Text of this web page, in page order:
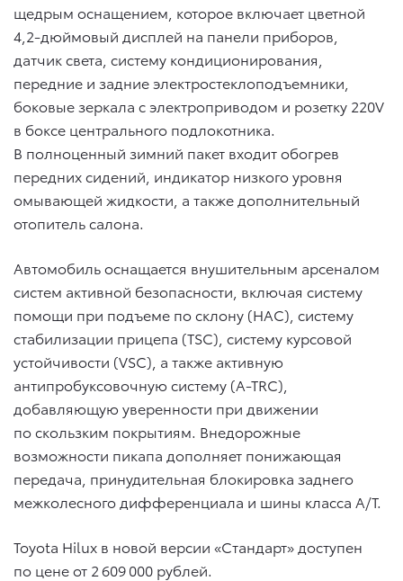
щедрым оснащением, которое включает цветной
4,2-дюймовый дисплей на панели приборов,
датчик света, систему кондиционирования,
передние и задние электростеклоподъемники,
боковые зеркала с электроприводом и розетку 220V
в боксе центрального подлокотника.
В полноценный зимний пакет входит обогрев
передних сидений, индикатор низкого уровня
омывающей жидкости, а также дополнительный
отопитель салона.
Автомобиль оснащается внушительным арсеналом
систем активной безопасности, включая систему
помощи при подъеме по склону (HAC), систему
стабилизации прицепа (TSC), систему курсовой
устойчивости (VSC), а также активную
антипробуксовочную систему (A-TRC),
добавляющую уверенности при движении
по скользким покрытиям. Внедорожные
возможности пикапа дополняет понижающая
передача, принудительная блокировка заднего
межколесного дифференциала и шины класса А/Т.
Toyota Hilux в новой версии «Стандарт» доступен
по цене от 2 609 000 рублей.